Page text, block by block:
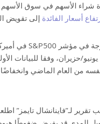
الأسهم في سوق الأسهم
أسعار الفائدة إلى تقويض
حزيران، وفقا للبيانات
لـ”فاينانشال تايمز”